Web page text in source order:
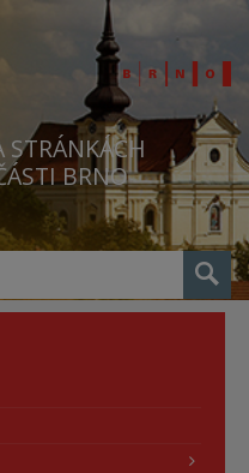
STRÁNKÁCH
BRNO